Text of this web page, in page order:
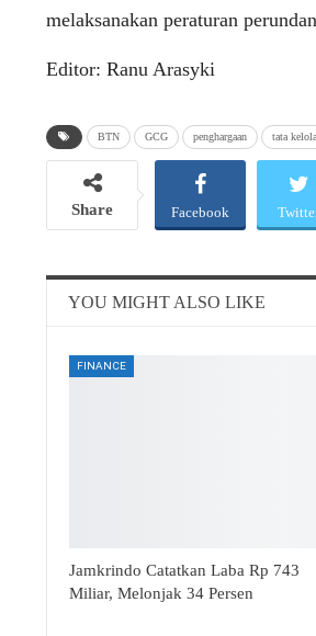
melaksanakan peraturan
Editor: Ranu Arasyki
BTN GCG penghargaan tata
Share Facebook
YOU MIGHT ALSO LIKE
FINANCE
Jamkrindo Catatkan Laba Rp 743
Miliar, Melonjak 34 Persen